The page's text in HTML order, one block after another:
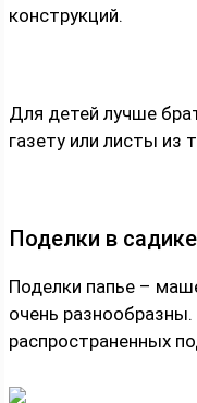
конструкций.
Для детей лучше
газету или листы из
Поделки в
Поделки папье –
очень
распространенных